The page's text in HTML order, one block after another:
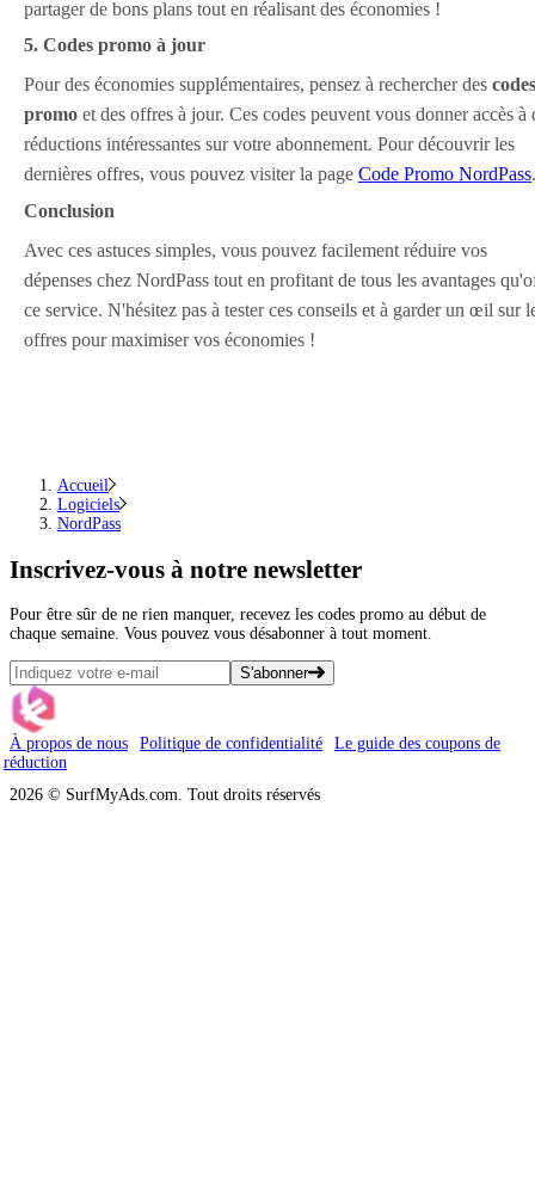
partager de bons plans tout en réalisant des économies !
5. Codes promo à jour
Pour des économies supplémentaires, pensez à rechercher des codes
promo et des offres à jour. Ces codes peuvent vous donner accès à
réductions intéressantes sur votre abonnement. Pour découvrir les
dernières offres, vous pouvez visiter la page Code Promo NordPass.
Conclusion
Avec ces astuces simples, vous pouvez facilement réduire vos
dépenses chez NordPass tout en profitant de tous les avantages
ce service. N'hésitez pas à tester ces conseils et à garder un œil sur
offres pour maximiser vos économies !
Accueil
Logiciels
NordPass
Inscrivez-vous à notre newsletter
Pour être sûr de ne rien manquer, recevez les codes promo au début de
chaque semaine. Vous pouvez vous désabonner à tout moment.
S'abonner
À propos de nous Politique de confidentialité
Le guide des coupons de
réduction
2026 © SurfMyAds.com. Tout droits réservés